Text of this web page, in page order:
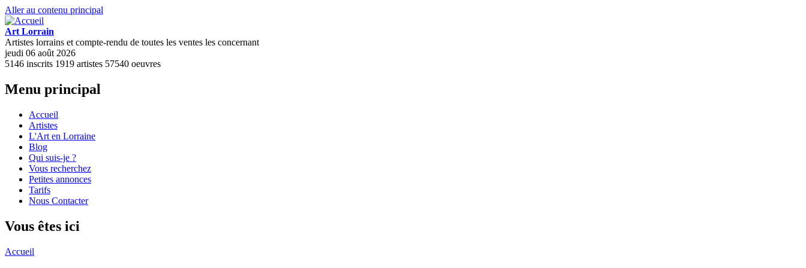
Aller au contenu principal
Art Lorrain
Artistes lorrains et compte-rendu de toutes les ventes les concernant
jeudi 06 août 2026
5146 inscrits 1919 artistes 57540 oeuvres
Menu principal
Accueil
Artistes
L'Art en Lorraine
Blog
Qui suis-je ?
Vous recherchez
Petites annonces
Tarifs
Nous Contacter
Vous êtes ici
Accueil